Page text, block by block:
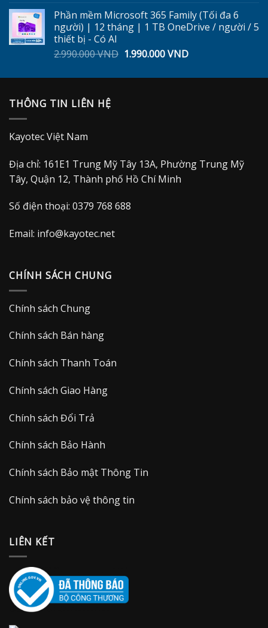
360.000 VND.là:
299.000 VND.
Phần mềm Microsoft 365 Family (Tối đa 6
người) | 12 tháng | 1 TB OneDrive / người / 5
thiết bị - Có AI
2.990.000VND Giá
là:
1.990.000VNDGiá
tại
THÔNG TIN LIÊN HỆ
Kayotec Việt Nam
Địa chỉ: 161E1 Trung Mỹ Tây 13A, Phường Trung Mỹ
Tây, Quận 12, Thành phố Hồ Chí Minh
Số điện thoại: 0379 768 688
Email: info@kayotec.net
CHÍNH SÁCH CHUNG
Chính sách Chung
Chính sách Bán hàng
Chính sách Thanh Toán
Chính sách Giao Hàng
Chính sách Đổi Trả
Chính sách Bảo Hành
Chính sách Bảo mật Thông Tin
Chính sách bảo vệ thông tin
LIÊN KẾT